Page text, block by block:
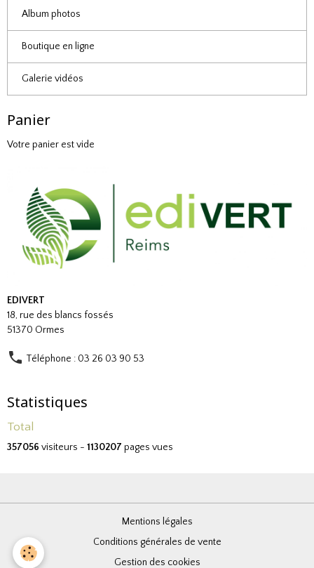
Album photos
Boutique en ligne
Galerie vidéos
Panier
Votre panier est vide
EDIVERT
18, rue des blancs fossés
51370 Ormes
Téléphone : 03 26 03 90 53
Statistiques
Total
357056 visiteurs - 1130207 pages vues
Mentions légales
Conditions générales de vente
Gestion des cookies